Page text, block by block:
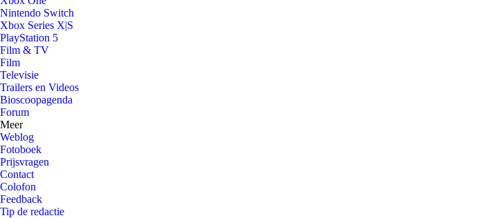
Nintendo Switch
Xbox Series X|S
PlayStation 5
Film & TV
Film
Televisie
Trailers en Videos
Bioscoopagenda
Forum
Meer
Weblog
Fotoboek
Prijsvragen
Contact
Colofon
Feedback
Tip de redactie